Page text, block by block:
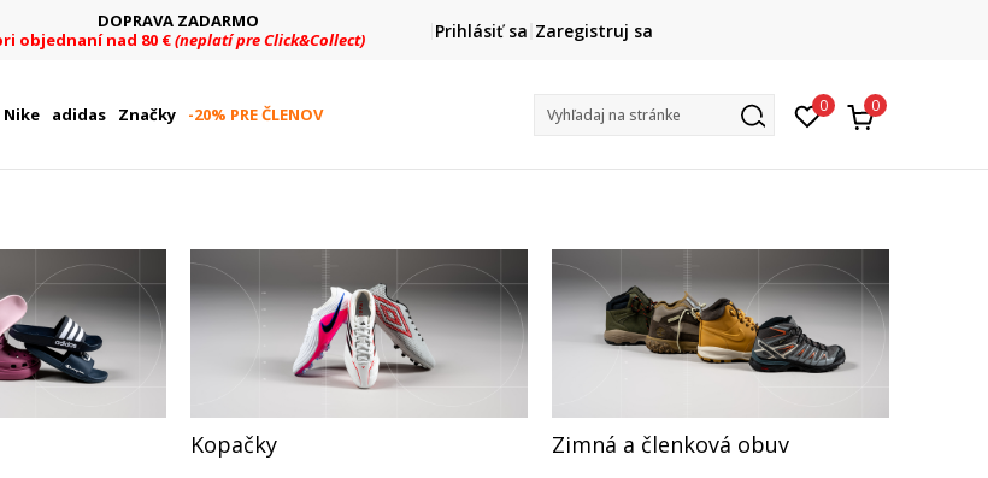
HAPPY HOURS -20 %
Na vybrané nezľavnené kúsky. Len do 9. 8.
FINAL SALE AŽ -60 %
+ extra zľava 10 % len do 9. 8.
Prihlásiť sa Zaregistruj sa
Nike adidas Značky -20% PRE ČLENOV Vyhľadaj na stránke 0 0
Kopačky Zimná a členková obuv